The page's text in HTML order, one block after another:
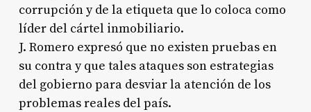
corrupción y de la etiqueta que lo coloca como
líder del cártel inmobiliario.
J. Romero expresó que no existen pruebas en
su contra y que tales ataques son estrategias
del gobierno para desviar la atención de los
problemas reales del país.